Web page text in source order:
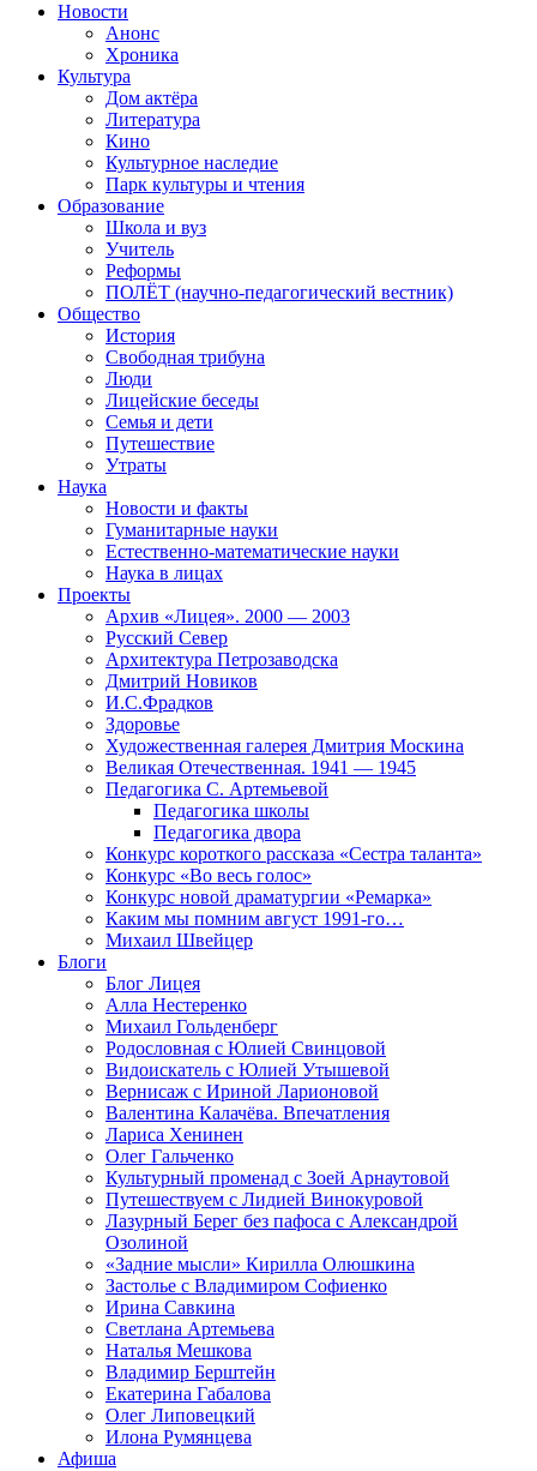
Новости
Анонс
Хроника
Культура
Дом актёра
Литература
Кино
Культурное наследие
Парк культуры и чтения
Образование
Школа и вуз
Учитель
Реформы
ПОЛЁТ (научно-педагогический вестник)
Общество
История
Свободная трибуна
Люди
Лицейские беседы
Семья и дети
Путешествие
Утраты
Наука
Новости и факты
Гуманитарные науки
Естественно-математические науки
Наука в лицах
Проекты
Архив «Лицея». 2000 — 2003
Русский Север
Архитектура Петрозаводска
Дмитрий Новиков
И.С.Фрадков
Здоровье
Художественная галерея Дмитрия Москина
Великая Отечественная. 1941 — 1945
Педагогика С. Артемьевой
Педагогика школы
Педагогика двора
Конкурс короткого рассказа «Сестра таланта»
Конкурс «Во весь голос»
Конкурс новой драматургии «Ремарка»
Каким мы помним август 1991-го…
Михаил Швейцер
Блоги
Блог Лицея
Алла Нестеренко
Михаил Гольденберг
Родословная с Юлией Свинцовой
Видоискатель с Юлией Утышевой
Вернисаж с Ириной Ларионовой
Валентина Калачёва. Впечатления
Лариса Хенинен
Олег Гальченко
Культурный променад с Зоей Арнаутовой
Путешествуем с Лидией Винокуровой
Лазурный Берег без пафоса с Александрой
Озолиной
«Задние мысли» Кирилла Олюшкина
Застолье с Владимиром Софиенко
Ирина Савкина
Светлана Артемьева
Наталья Мешкова
Владимир Берштейн
Екатерина Габалова
Олег Липовецкий
Илона Румянцева
Афиша